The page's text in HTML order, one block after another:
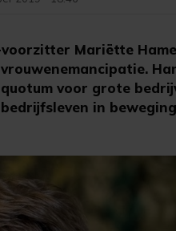
voorzitter Mariëtte
voor grote
in